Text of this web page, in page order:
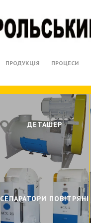
ПРОДУКЦІЯ ПРОЦЕСИ
ДЕТАШЕР
СЕПАРАТОРИ ПОВIТРЯНI